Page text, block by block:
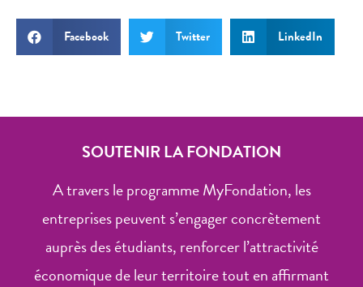
Facebook Twitter LinkedIn
SOUTENIR LA FONDATION
A travers le programme MyFondation, les
entreprises peuvent s’engager concrètement
auprès des étudiants, renforcer l’attractivité
économique de leur territoire tout en affirmant